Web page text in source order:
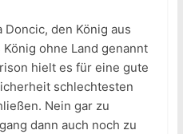
Doncic, den König aus
ohne Land genannt
hielt es für eine gute
schlechtesten
Nein gar zu
dann auch noch zu